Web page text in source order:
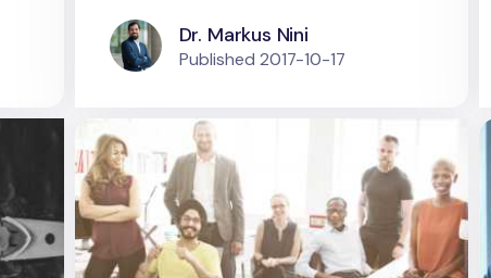
vereinbaren lassen.
Dr. Markus Nini
Published 2017-10-17